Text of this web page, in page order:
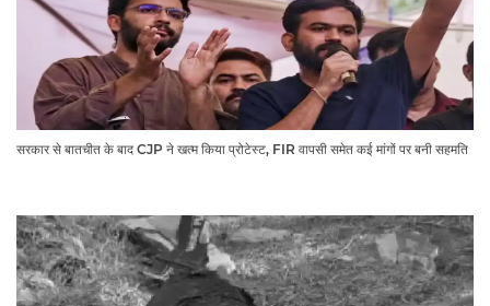
सरकार से बातचीत के बाद CJP ने खत्म किया प्रोटेस्ट, FIR वापसी समेत कई मांगों पर बनी सहमति